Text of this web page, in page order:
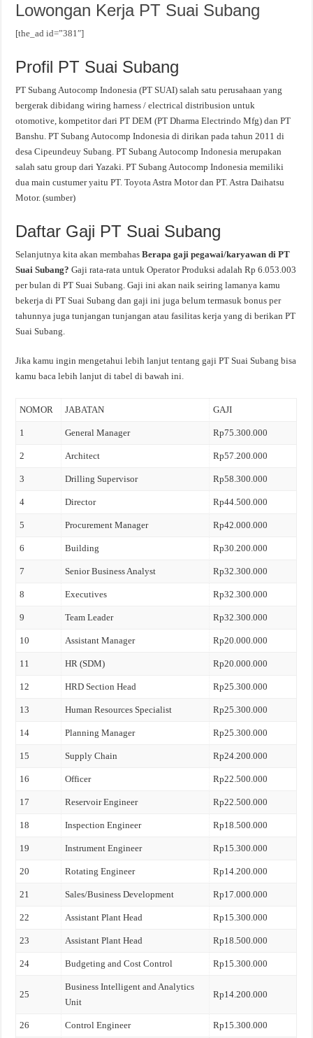
Lowongan Kerja PT Suai Subang
[the_ad id=”381″]
Profil PT Suai Subang
PT Subang Autocomp Indonesia (PT SUAI) salah satu perusahaan yang
bergerak dibidang wiring harness / electrical distribusion untuk
otomotive, kompetitor dari PT DEM (PT Dharma Electrindo Mfg) dan PT
Banshu. PT Subang Autocomp Indonesia di dirikan pada tahun 2011 di
desa Cipeundeuy Subang. PT Subang Autocomp Indonesia merupakan
salah satu group dari Yazaki. PT Subang Autocomp Indonesia memiliki
dua main custumer yaitu PT. Toyota Astra Motor dan PT. Astra Daihatsu
Motor. (sumber)
Daftar Gaji PT Suai Subang
Selanjutnya kita akan membahasBerapa gaji pegawai/karyawan di PT
Suai Subang?Gaji rata-rata untuk Operator Produksi adalah Rp 6.053.003
per bulan di PT Suai Subang. Gaji ini akan naik seiring lamanya kamu
bekerja di PT Suai Subang dan gaji ini juga belum termasuk bonus per
tahunnya juga tunjangan tunjangan atau fasilitas kerja yang di berikan PT
Suai Subang.
Jika kamu ingin mengetahui lebih lanjut tentang gaji PT Suai Subang bisa
kamu baca lebih lanjut di tabel di bawah ini.
NOMOR JABATAN GAJI
1 General Manager Rp75.300.000
2 Architect Rp57.200.000
3 Drilling Supervisor Rp58.300.000
4 Director Rp44.500.000
5 Procurement Manager Rp42.000.000
6 Building Rp30.200.000
7 Senior Business Analyst Rp32.300.000
8 Executives Rp32.300.000
9 Team Leader Rp32.300.000
10 Assistant Manager Rp20.000.000
11 HR (SDM) Rp20.000.000
12 HRD Section Head Rp25.300.000
13 Human Resources Specialist Rp25.300.000
14 Planning Manager Rp25.300.000
15 Supply Chain Rp24.200.000
16 Officer Rp22.500.000
17 Reservoir Engineer Rp22.500.000
18 Inspection Engineer Rp18.500.000
19 Instrument Engineer Rp15.300.000
20 Rotating Engineer Rp14.200.000
21 Sales/Business Development Rp17.000.000
22 Assistant Plant Head Rp15.300.000
23 Assistant Plant Head Rp18.500.000
24 Budgeting and Cost Control Rp15.300.000
25
Business Intelligent and Analytics
Unit
Rp14.200.000
26 Control Engineer Rp15.300.000